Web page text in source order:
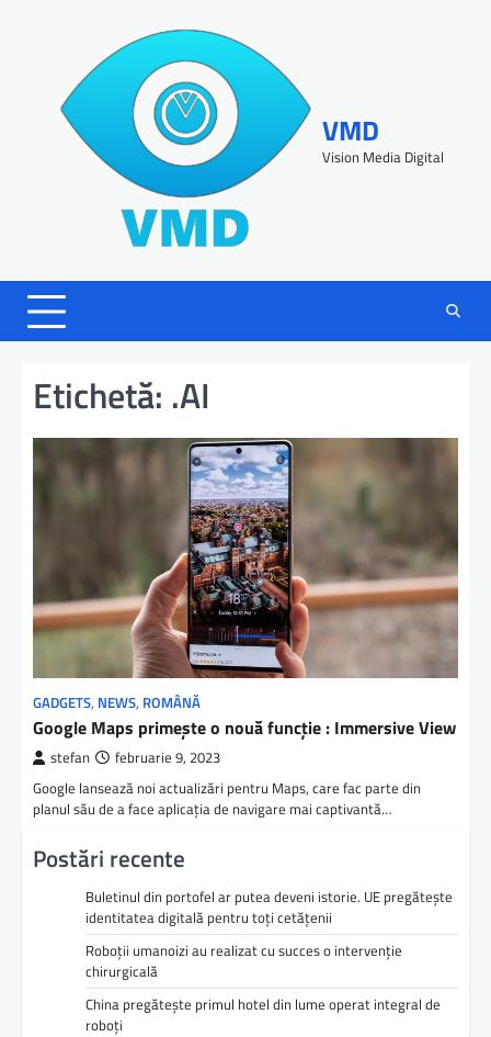
VMD
Vision Media Digital
Etichetă: .AI
GADGETS, NEWS, ROMÂNĂ
Google Maps primește o nouă funcție : Immersive View
stefan februarie 9, 2023
Google lansează noi actualizări pentru Maps, care fac parte din
planul său de a face aplicația de navigare mai captivantă…
Postări recente
Buletinul din portofel ar putea deveni istorie. UE pregătește
identitatea digitală pentru toți cetățenii
Roboții umanoizi au realizat cu succes o intervenție
chirurgicală
China pregătește primul hotel din lume operat integral de
roboți